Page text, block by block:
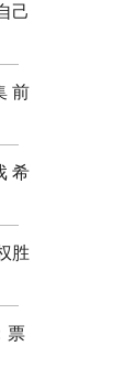
己
前
希
胜
票